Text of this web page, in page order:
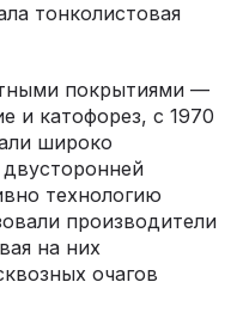
тонколистовая
покрытиями —
и катофорез, с 1970
широко
технологию
производители
на них
очагов